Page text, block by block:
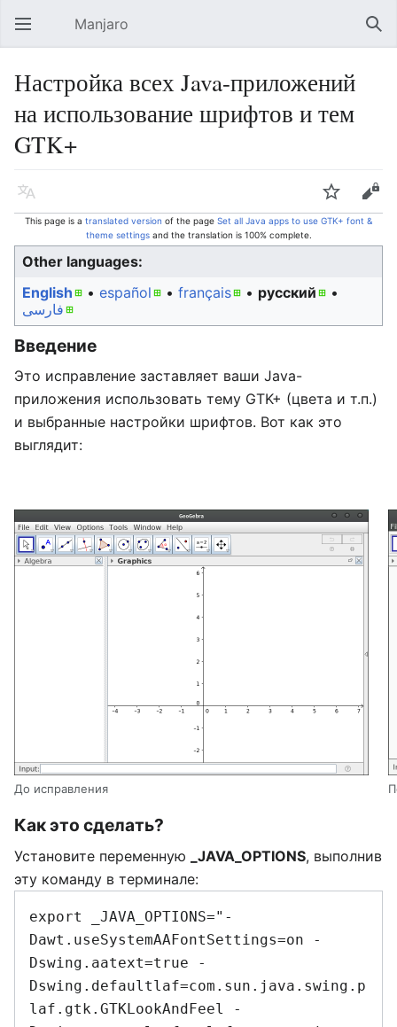
Open main menu Manjaro
Настройка всех Java-приложений
на использование шрифтов и тем
GTK+
Language Watch Edit
This page is a translated version of the page Set all Java apps to use GTK+ font &
theme settingsand the translation is 100% complete.
Other languages:
English
• ‎ español • ‎ français • ‎ русский
•
فارسی
Введение
Это исправление заставляет ваши Java-
приложения использовать тему GTK+ (цвета и т.п.)
и выбранные настройки шрифтов. Вот как это
выглядит:
До исправления
Как это сделать?
Установите переменную _JAVA_OPTIONS, выполнив
эту команду в терминале:
export _JAVA_OPTIONS="-
Dawt.useSystemAAFontSettings=on -
Dswing.aatext=true -
Dswing.defaultlaf=com.sun.java.swing.p
laf.gtk.GTKLookAndFeel -